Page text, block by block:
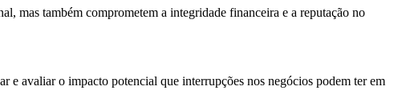
mas também comprometem a integridade financeira e a reputação no
avaliar o impacto potencial que interrupções nos negócios podem ter em